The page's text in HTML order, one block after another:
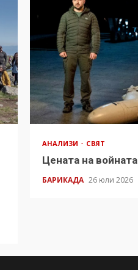
АНАЛИЗИ СВЯТ
Цената на войната
БАРИКАДА 26 юли 2026